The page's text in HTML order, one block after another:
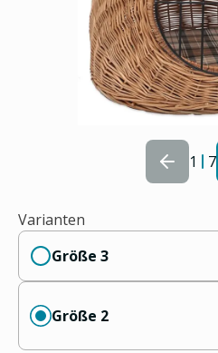
1 7
Varianten
Größe 3
Größe 2